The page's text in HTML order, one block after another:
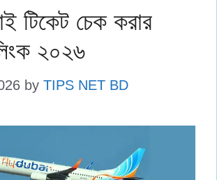
টিকেট চেক করার
২০২৬
by TIPS NET BD